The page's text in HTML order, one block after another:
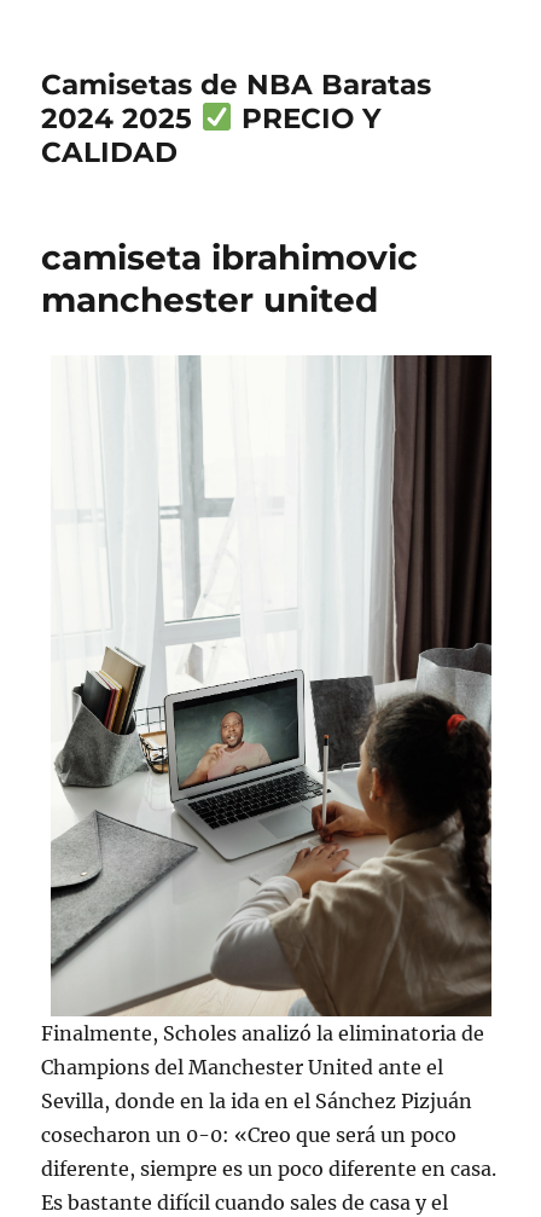
Camisetas de NBA Baratas
2024 2025
PRECIO Y
CALIDAD
camiseta ibrahimovic
manchester united
Finalmente, Scholes analizó la eliminatoria de
Champions del Manchester United ante el
Sevilla, donde en la ida en el Sánchez Pizjuán
cosecharon un 0-0: «Creo que será un poco
diferente, siempre es un poco diferente en casa.
Es bastante difícil cuando sales de casa y el